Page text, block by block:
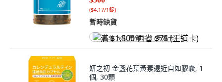
($4.17/1錠)
暫時缺貨
满 $1,500 再省 $75 (王道卡)
妍之初 金盞花葉黃素遠近自如膠囊, 1
個, 30顆